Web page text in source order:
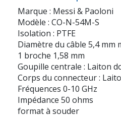
Marque : Messi & Paoloni
Modèle : CO-N-54M-S
Isolation : PTFE
Diamètre du câble 5,4 mm
1 broche 1,58 mm
Goupille centrale : Laiton
Corps du connecteur :
Fréquences 0-10 GHz
Impédance 50 ohms
format à souder